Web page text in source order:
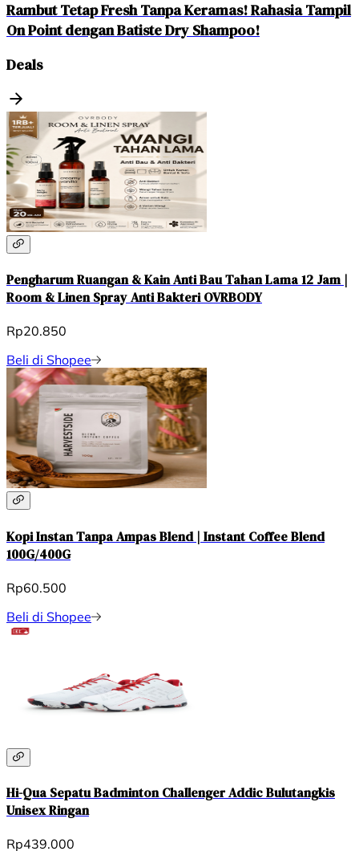
Rambut Tetap Fresh Tanpa Keramas! Rahasia Tampil
On Point dengan Batiste Dry Shampoo!
Deals
Pengharum Ruangan & Kain Anti Bau Tahan Lama 12 Jam |
Room & Linen Spray Anti Bakteri OVRBODY
Rp20.850
Beli di Shopee
Kopi Instan Tanpa Ampas Blend | Instant Coffee Blend
100G/400G
Rp60.500
Beli di Shopee
Hi-Qua Sepatu Badminton Challenger Addic Bulutangkis
Unisex Ringan
Rp439.000